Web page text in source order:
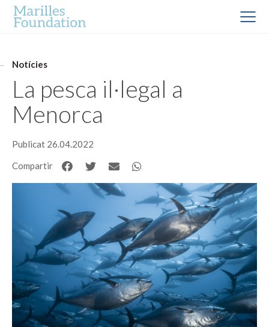
Notícies
La pesca il·legal a
Menorca
Publicat 26.04.2022
Compartir